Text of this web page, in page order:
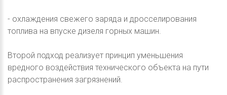
- охлаждения свежего заряда и дросселирования
топлива на впуске дизеля горных машин.
Второй подход реализует принцип уменьшения
вредного воздействия технического объекта на пути
распространения загрязнений.